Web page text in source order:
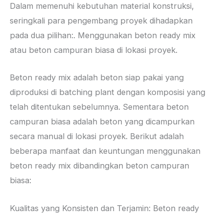
Dalam memenuhi kebutuhan material konstruksi,
seringkali para pengembang proyek dihadapkan
pada dua pilihan:. Menggunakan beton ready mix
atau beton campuran biasa di lokasi proyek.
Beton ready mix adalah beton siap pakai yang
diproduksi di batching plant dengan komposisi yang
telah ditentukan sebelumnya. Sementara beton
campuran biasa adalah beton yang dicampurkan
secara manual di lokasi proyek. Berikut adalah
beberapa manfaat dan keuntungan menggunakan
beton ready mix dibandingkan beton campuran
biasa:
Kualitas yang Konsisten dan Terjamin: Beton ready